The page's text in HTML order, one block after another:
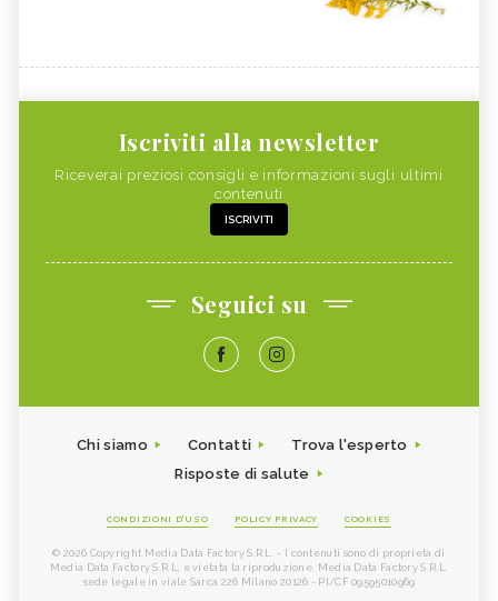
Iscriviti alla newsletter
Riceverai preziosi consigli e informazioni sugli ultimi
contenuti
ISCRIVITI
Seguici su
Chi siamo Contatti
Trova l'esperto
Risposte di salute
CONDIZIONI D'USO POLICY PRIVACY COOKIES
© 2026 Copyright Media Data Factory S.R.L. - I contenuti sono di proprietà di
Media Data Factory S.R.L, è vietata la riproduzione. Media Data Factory S.R.L.
sede legale in viale Sarca 226 Milano 20126 - PI/CF 09595010969